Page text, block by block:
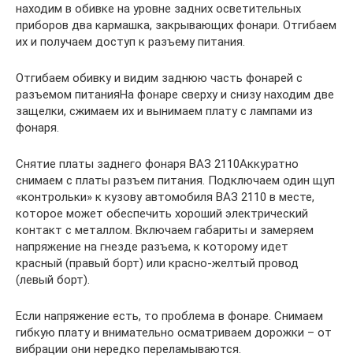
находим в обивке на уровне задних осветительных
приборов два кармашка, закрывающих фонари. Отгибаем
их и получаем доступ к разъему питания.
Отгибаем обивку и видим заднюю часть фонарей с
разъемом питанияНа фонаре сверху и снизу находим две
защелки, сжимаем их и вынимаем плату с лампами из
фонаря.
Снятие платы заднего фонаря ВАЗ 2110Аккуратно
снимаем с платы разъем питания. Подключаем один щуп
«контрольки» к кузову автомобиля ВАЗ 2110 в месте,
которое может обеспечить хороший электрический
контакт с металлом. Включаем габариты и замеряем
напряжение на гнезде разъема, к которому идет
красный (правый борт) или красно-желтый провод
(левый борт).
Если напряжение есть, то проблема в фонаре. Снимаем
гибкую плату и внимательно осматриваем дорожки – от
вибрации они нередко переламываются.